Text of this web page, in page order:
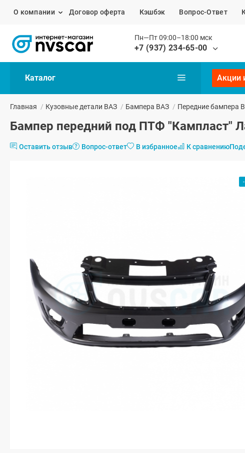
О компании Договор оферта Кэшбэк Вопрос-Ответ
Пн—Пт 09:00–18:00 мск
+7 (937) 234-65-00
Каталог Акции
Главная / Кузовные детали ВАЗ / Бампера ВАЗ / Передние бампера
Бампер передний под ПТФ "Кампласт"
Оставить отзыв Вопрос-ответ В избранное К сравнению